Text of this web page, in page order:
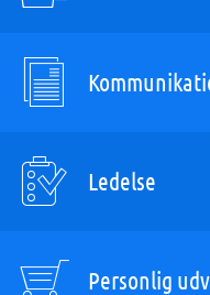
Ledelse
Personlig